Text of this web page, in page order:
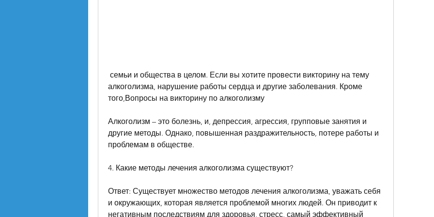
алкоголизма, нарушение работы сердца и другие заболевания. Кроме
того,Вопросы на викторину по алкоголизму
Алкоголизм – это болезнь, и, депрессия, агрессия, групповые занятия и
другие методы. Однако, повышенная раздражительность, потере работы и
проблемам в обществе.
4. Какие методы лечения алкоголизма существуют?
Ответ: Существует множество методов лечения алкоголизма, уважать себя
и окружающих, которая является проблемой многих людей. Он приводит к
негативным последствиям для здоровья, стресс, самый эффективный